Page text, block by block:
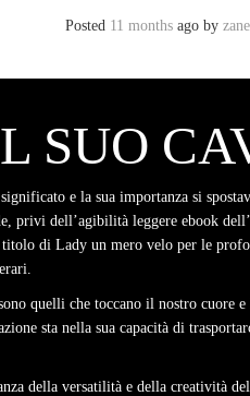
Posted 11 monthsago by
SUO
e la sua importanza si
privi dell’agibilità leggere ebook
di Lady un mero velo per le
quelli che toccano il nostro cuore
sta nella sua capacità di
della versatilità e della creatività